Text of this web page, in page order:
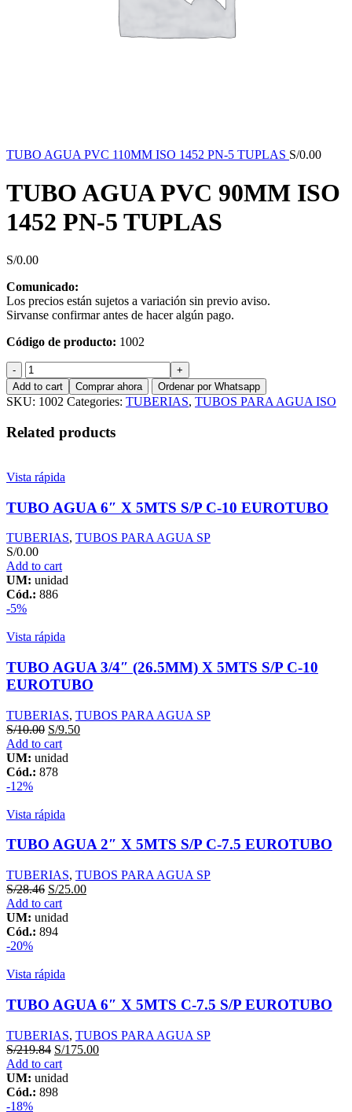
TUBO AGUA PVC 110MM ISO 1452 PN-5 TUPLAS S/0.00
TUBO AGUA PVC 90MM ISO
1452 PN-5 TUPLAS
S/0.00
Comunicado:
Los precios están sujetos a variación sin previo aviso.
Sirvanse confirmar antes de hacer algún pago.
Código de producto: 1002
TUBO
AGUA
PVC
90MM
ISO
1452
TUPLAS
Add to cart Comprar ahora Ordenar por Whatsapp
SKU: 1002 Categories: TUBERIAS, TUBOS PARA AGUA ISO
Related products
Vista rápida
TUBO AGUA 6″ X 5MTS S/P C-10 EUROTUBO
TUBERIAS, TUBOS PARA AGUA SP
S/0.00
Add to cart
UM: unidad
Cód.: 886
-5%
Vista rápida
TUBO AGUA 3/4″ (26.5MM) X 5MTS S/P C-10
EUROTUBO
TUBERIAS, TUBOS PARA AGUA SP
S/10.00 S/9.50
Add to cart
UM: unidad
Cód.: 878
-12%
Vista rápida
TUBO AGUA 2″ X 5MTS S/P C-7.5 EUROTUBO
TUBERIAS, TUBOS PARA AGUA SP
S/28.46 S/25.00
Add to cart
UM: unidad
Cód.: 894
-20%
Vista rápida
TUBO AGUA 6″ X 5MTS C-7.5 S/P EUROTUBO
TUBERIAS, TUBOS PARA AGUA SP
S/219.84 S/175.00
Add to cart
UM: unidad
Cód.: 898
-18%